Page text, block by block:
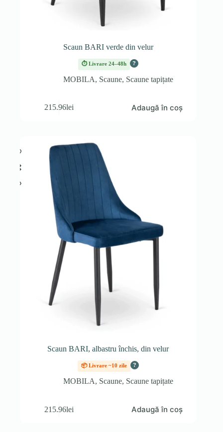
Scaun BARI verde din velur
⏱ Livrare 24–48h ?
MOBILA, Scaune, Scaune tapițate
215.96lei Adaugă în coș
Scaun BARI, albastru închis, din velur
📦 Livrare ~10 zile ?
MOBILA, Scaune, Scaune tapițate
215.96lei Adaugă în coș